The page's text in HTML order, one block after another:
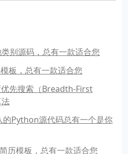
别源码，总有一款适合您
板，总有一款适合您
优先搜索（Breadth-First
的Python源代码总有一个是你
历模板，总有一款适合您